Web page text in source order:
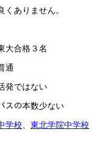
ありません。
合格３名
通
ではない
の本数少ない
学校、 東北学院中学校